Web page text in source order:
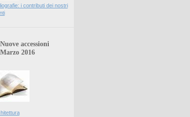
i contributi dei nostri
Nuove accessioni
Marzo 2016